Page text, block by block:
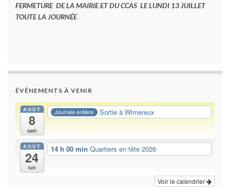
FERMETURE DE LA MAIRIE ET DU CCAS LE LUNDI 13 JUILLET
TOUTE LA JOURNÉE
ÉVÉNEMENTS À VENIR
AOÛT
8
sam
Journée entière Sortie à Wimereux
AOÛT
24
lun
14 h 00 min Quartiers en fête 2026
Voir le calendrier